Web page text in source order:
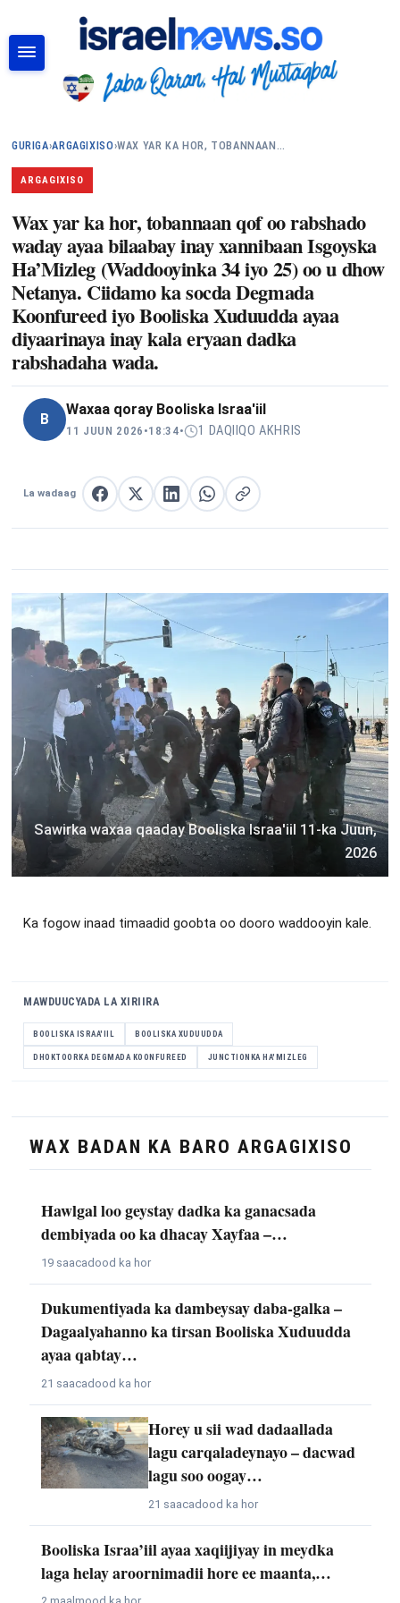
GURIGA›ARGAGIXISO›WAX YAR KA HOR, TOBANNAAN…
ARGAGIXISO
Wax yar ka hor, tobannaan qof oo rabshado
waday ayaa bilaabay inay xannibaan Isgoyska
Ha’Mizleg (Waddooyinka 34 iyo 25) oo u dhow
Netanya. Ciidamo ka socda Degmada
Koonfureed iyo Booliska Xuduudda ayaa
diyaarinaya inay kala eryaan dadka
rabshadaha wada.
B
Waxaa qoray Booliska Israa'iil
11 JUUN 2026 •18:34• 1 DAQIIQO AKHRIS
La wadaag La wadaag Facebook
La wadaag XLa wadaag LinkedIn
La wadaag WhatsApp
Nuqul link
Sawirka waxaa qaaday Booliska Israa'iil 11-ka Juun,
2026
Ka fogow inaad timaadid goobta oo dooro waddooyin kale.
MAWDUUCYADA LA XIRIIRA
BOOLISKA ISRAA'IIL BOOLISKA XUDUUDDA
DHOKTOORKA DEGMADA KOONFUREED JUNCTIONKA HA'MIZLEG
WAX BADAN KA BARO ARGAGIXISO
Hawlgal loo geystay dadka ka ganacsada
dembiyada oo ka dhacay Xayfaa –…
19 saacadood ka hor
Dukumentiyada ka dambeysay daba-galka –
Dagaalyahanno ka tirsan Booliska Xuduudda
ayaa qabtay…
21 saacadood ka hor
Horey u sii wad dadaallada
lagu carqaladeynayo – dacwad
lagu soo oogay…
21 saacadood ka hor
Booliska Israa’iil ayaa xaqiijiyay in meydka
laga helay aroornimadii hore ee maanta,…